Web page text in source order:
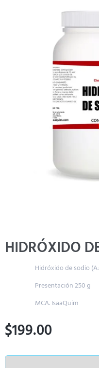
HIDRÓXIDO
Hidróxido de sodio (A.C.S)
Presentación 250 g
MCA. IsaaQuim
$199.00